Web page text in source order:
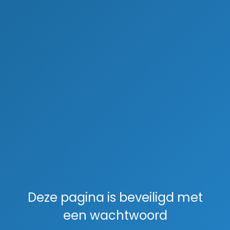
Deze pagina is beveiligd met
een wachtwoord